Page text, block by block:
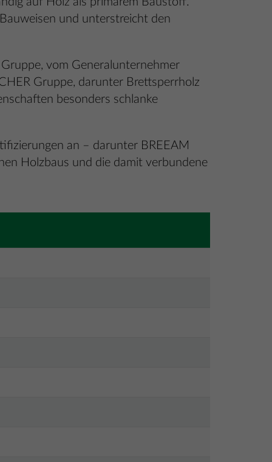
und unterstreicht den
vom Generalunternehmer
Gruppe, darunter Brettsperrholz
besonders schlanke
an – darunter BREEAM
Holzbaus und die damit verbundene